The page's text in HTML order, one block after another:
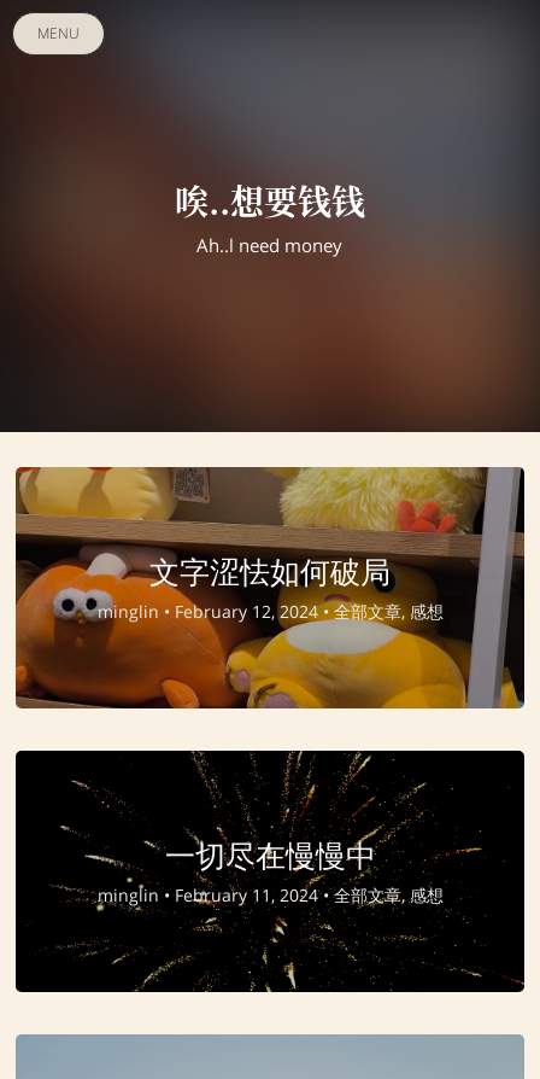
MENU
唉..想要钱钱
Ah..l need money
文字涩怯如何破局
minglin • February 12, 2024 •全部文章, 感想
一切尽在慢慢中
minglin •February 11, 2024 •全部文章, 感想